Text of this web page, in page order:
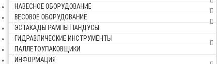
НАВЕСНОЕ ОБОРУДОВАНИЕ
ВЕСОВОЕ ОБОРУДОВАНИЕ
ЭСТАКАДЫ РАМПЫ ПАНДУСЫ
ГИДРАВЛИЧЕСКИЕ ИНСТРУМЕНТЫ
ПАЛЛЕТОУПАКОВЩИКИ
ИНФОРМАЦИЯ